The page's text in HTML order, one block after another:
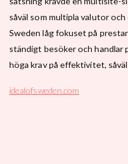
såväl som multipla valutor
Sweden låg fokuset på
ständigt besöker och handlar
höga krav på effektivitet,
idealofsweden.com